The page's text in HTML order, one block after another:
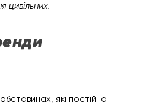
цивільних.
які постійно